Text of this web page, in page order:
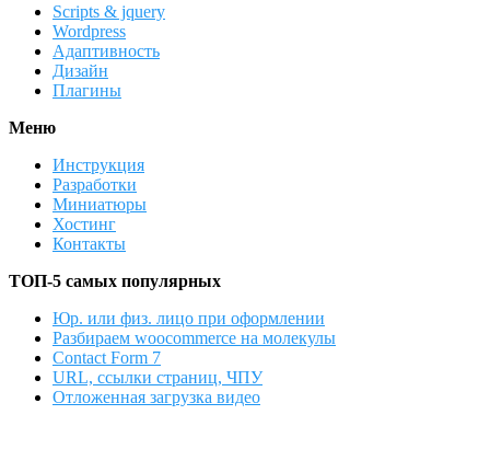
Scripts & jquery
Wordpress
Адаптивность
Дизайн
Плагины
Меню
Инструкция
Разработки
Миниатюры
Хостинг
Контакты
ТОП-5 самых популярных
Юр. или физ. лицо при оформлении
Разбираем woocommerce на молекулы
Contact Form 7
URL, ссылки страниц, ЧПУ
Отложенная загрузка видео